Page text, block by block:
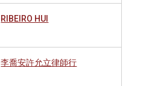
RIBEIRO HUI
李喬安許允立律師行